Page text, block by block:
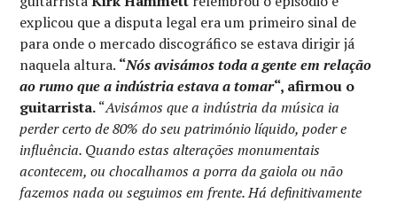
explicou que a disputa legal era um primeiro sinal de
para onde o mercado discográfico se estava dirigir já
naquela altura. “Nós avisámos toda a gente em relação
ao rumo que a indústria estava a tomar“, afirmou o
guitarrista.“Avisámos que a indústria da música ia
perder certo de 80% do seu património líquido, poder e
influência. Quando estas alterações monumentais
acontecem, ou chocalhamos a porra da gaiola ou não
fazemos nada ou seguimos em frente. Há definitivamente